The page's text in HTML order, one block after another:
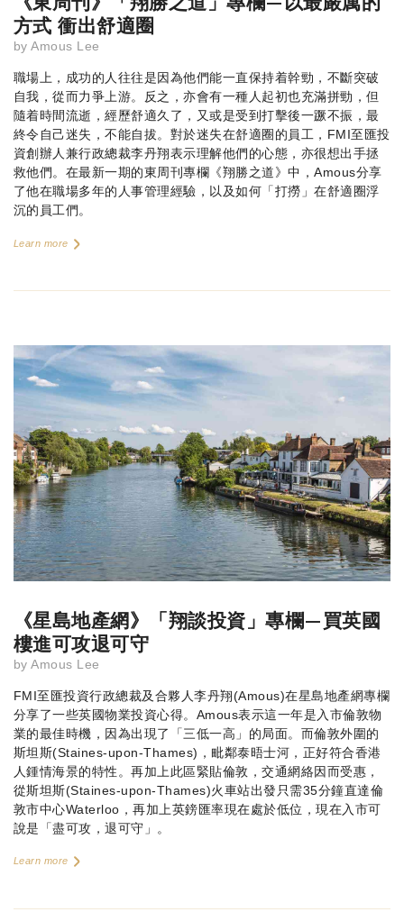
方式 衝出舒適圈
by Amous Lee
職場上，成功的人往往是因為他們能一直保持着幹勁，不斷突破
自我，從而力爭上游。反之，亦會有一種人起初也充滿拼勁，但
隨着時間流逝，經歷舒適久了，又或是受到打擊後一蹶不振，最
終令自己迷失，不能自拔。對於迷失在舒適圈的員工，FMI至匯投
資創辦人兼行政總裁李丹翔表示理解他們的心態，亦很想出手拯
救他們。在最新一期的東周刊專欄《翔勝之道》中，Amous分享
了他在職場多年的人事管理經驗，以及如何「打撈」在舒適圈浮
沉的員工們。
Learn more
《星島地產網》「翔談投資」專欄—買英國
樓進可攻退可守
by Amous Lee
FMI至匯投資行政總裁及合夥人李丹翔(Amous)在星島地產網專欄
分享了一些英國物業投資心得。Amous表示這一年是入市倫敦物
業的最佳時機，因為出現了「三低一高」的局面。而倫敦外圍的
斯坦斯(Staines-upon-Thames)，毗鄰泰晤士河，正好符合香港
人鍾情海景的特性。再加上此區緊貼倫敦，交通網絡因而受惠，
從斯坦斯(Staines-upon-Thames)火車站出發只需35分鐘直達倫
敦市中心Waterloo，再加上英鎊匯率現在處於低位，現在入市可
說是「盡可攻，退可守」。
Learn more